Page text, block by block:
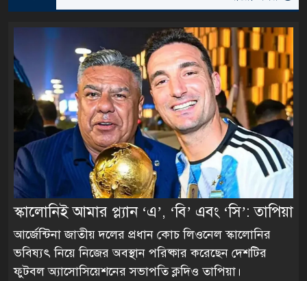
স্কালোনিই আমার প্ল্যান ‘এ’, ‘বি’ এবং ‘সি’: তাপিয়া
আর্জেন্টিনা জাতীয় দলের প্রধান কোচ লিওনেল স্কালোনির
ভবিষ্যৎ নিয়ে নিজের অবস্থান পরিষ্কার করেছেন দেশটির
ফুটবল অ্যাসোসিয়েশনের সভাপতি ক্লদিও তাপিয়া।